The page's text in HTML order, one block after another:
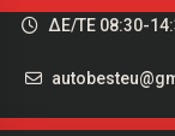
ΔΕ/ΤΕ 08:30-